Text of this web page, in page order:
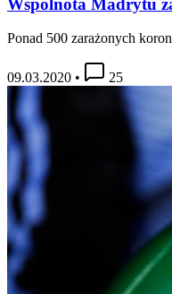
Ponad 500 zarażonych
09.03.2020 • 25